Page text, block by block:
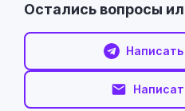
Остались вопросы